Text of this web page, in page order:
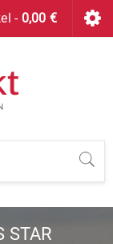
- 0,00 €
STAR